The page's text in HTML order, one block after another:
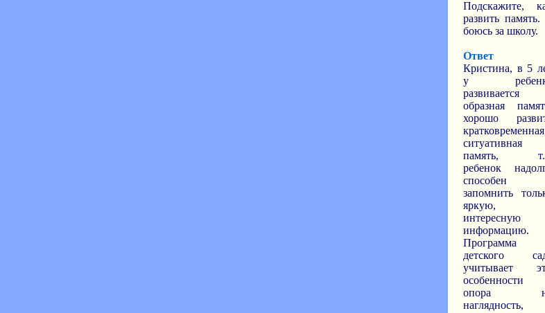
Подскажите,
развить
боюсь за школу.
Ответ
Кристина, в 5
у
развивается
образная
хорошо
ситуативная
память,
ребенок
способен
запомнить
яркую,
интересную
информацию.
Программа
детского
учитывает
опора
наглядность,